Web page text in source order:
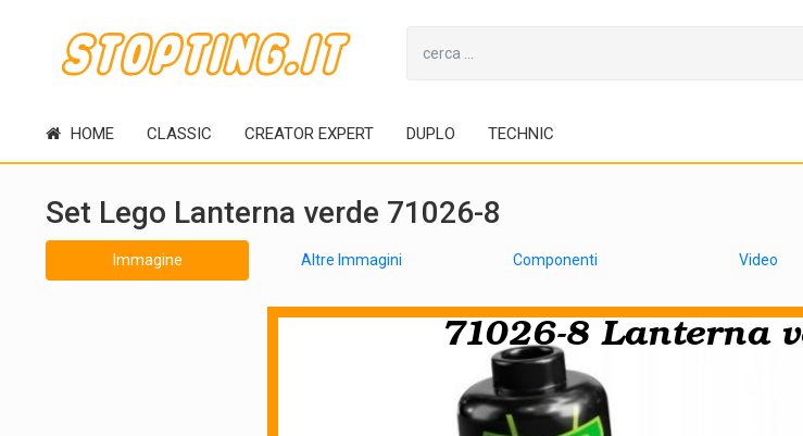
HOME CLASSIC CREATOR EXPERT DUPLO TECHNIC
Set Lego Lanterna verde 71026-8
Immagine Altre Immagini Componenti Video